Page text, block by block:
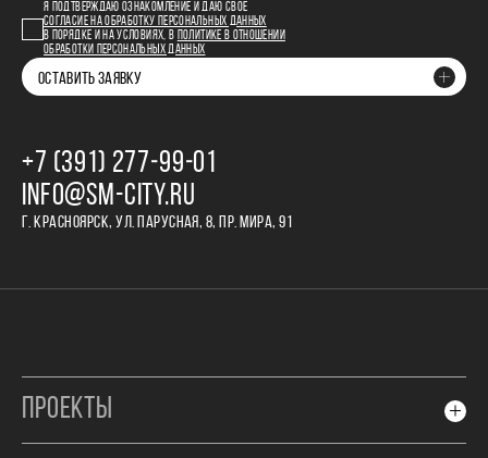
Я ПОДТВЕРЖДАЮ ОЗНАКОМЛЕНИЕ И ДАЮ СВОЕ
СОГЛАСИЕ НА ОБРАБОТКУ ПЕРСОНАЛЬНЫХ ДАННЫХ
В ПОРЯДКЕ И НА УСЛОВИЯХ, В
ПОЛИТИКЕ В ОТНОШЕНИИ
ОБРАБОТКИ ПЕРСОНАЛЬНЫХ ДАННЫХ
ОСТАВИТЬ ЗАЯВКУ
+7 (391) 277‒99‒01
INFO@SM-CITY.RU
Г. КРАСНОЯРСК, УЛ. ПАРУСНАЯ, 8, ПР. МИРА, 91
ПРОЕКТЫ